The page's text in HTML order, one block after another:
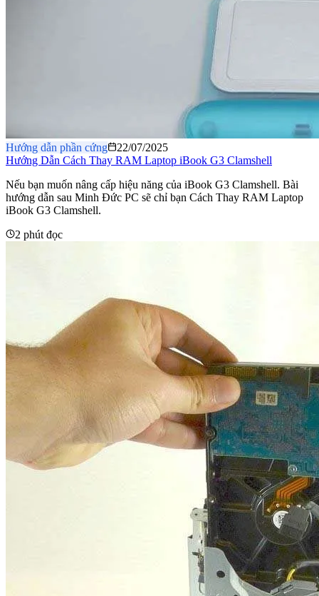
Hướng dẫn phần cứng
22/07/2025
Hướng Dẫn Cách Thay RAM Laptop iBook G3 Clamshell
Nếu bạn muốn nâng cấp hiệu năng của iBook G3 Clamshell. Bài
hướng dẫn sau Minh Đức PC sẽ chỉ bạn Cách Thay RAM Laptop
iBook G3 Clamshell.
2 phút đọc